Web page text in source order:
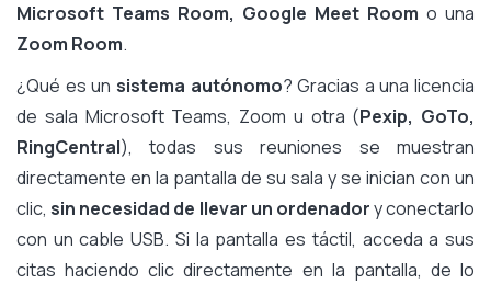
Microsoft Teams Room, Google Meet Room o una
Zoom Room.
¿Qué es un sistema autónomo? Gracias a una licencia
de sala Microsoft Teams, Zoom u otra (Pexip, GoTo,
RingCentral), todas sus reuniones se muestran
directamente en la pantalla de su sala y se inician con un
clic,sin necesidad de llevar un ordenadory conectarlo
con un cable USB. Si la pantalla es táctil, acceda a sus
citas haciendo clic directamente en la pantalla, de lo